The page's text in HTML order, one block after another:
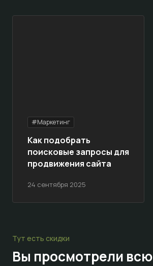
#Маркетинг
24 сентября 2025
Как подобрать
поисковые запросы для
продвижения сайта
Тут есть скидки
Вы просмотрели всю